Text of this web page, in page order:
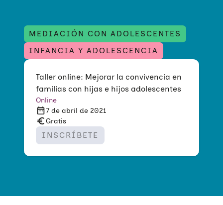
MEDIACIÓN CON ADOLESCENTES
INFANCIA Y ADOLESCENCIA
Taller online: Mejorar la convivencia en
familias con hijas e hijos adolescentes
Online
7 de abril de 2021
Gratis
INSCRÍBETE